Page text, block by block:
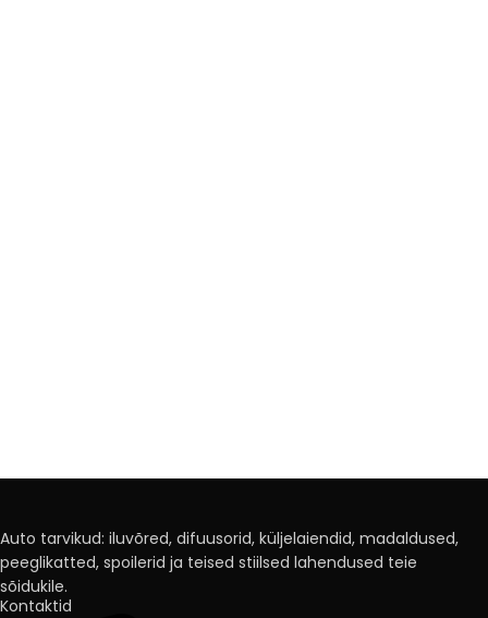
Auto tarvikud: iluvõred, difuusorid, küljelaiendid, madaldused,
peeglikatted, spoilerid ja teised stiilsed lahendused teie
sõidukile.
Kontaktid